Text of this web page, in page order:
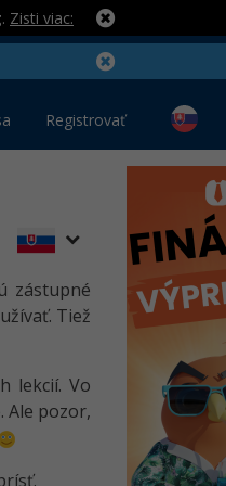
. Zisti viac:
Registrovať
zástupné
Tiež
lekcií. Vo
Ale pozor,